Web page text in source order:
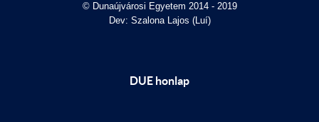
© Dunaújvárosi Egyetem 2014 - 2019
Dev: Szalona Lajos (Luí)
DUE honlap